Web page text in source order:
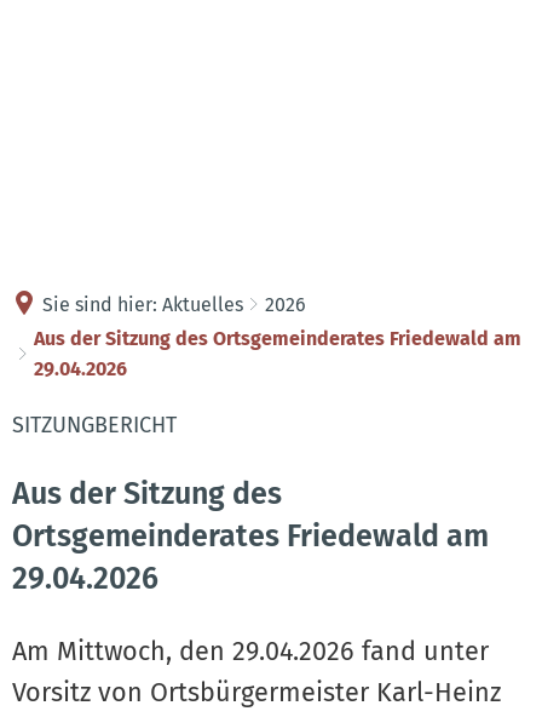
Sie sind hier: Aktuelles
2026
Aus der Sitzung des Ortsgemeinderates Friedewald am
29.04.2026
SITZUNGBERICHT
Aus der Sitzung des
Ortsgemeinderates Friedewald am
29.04.2026
Am Mittwoch, den 29.04.2026 fand unter
Vorsitz von Ortsbürgermeister Karl-Heinz